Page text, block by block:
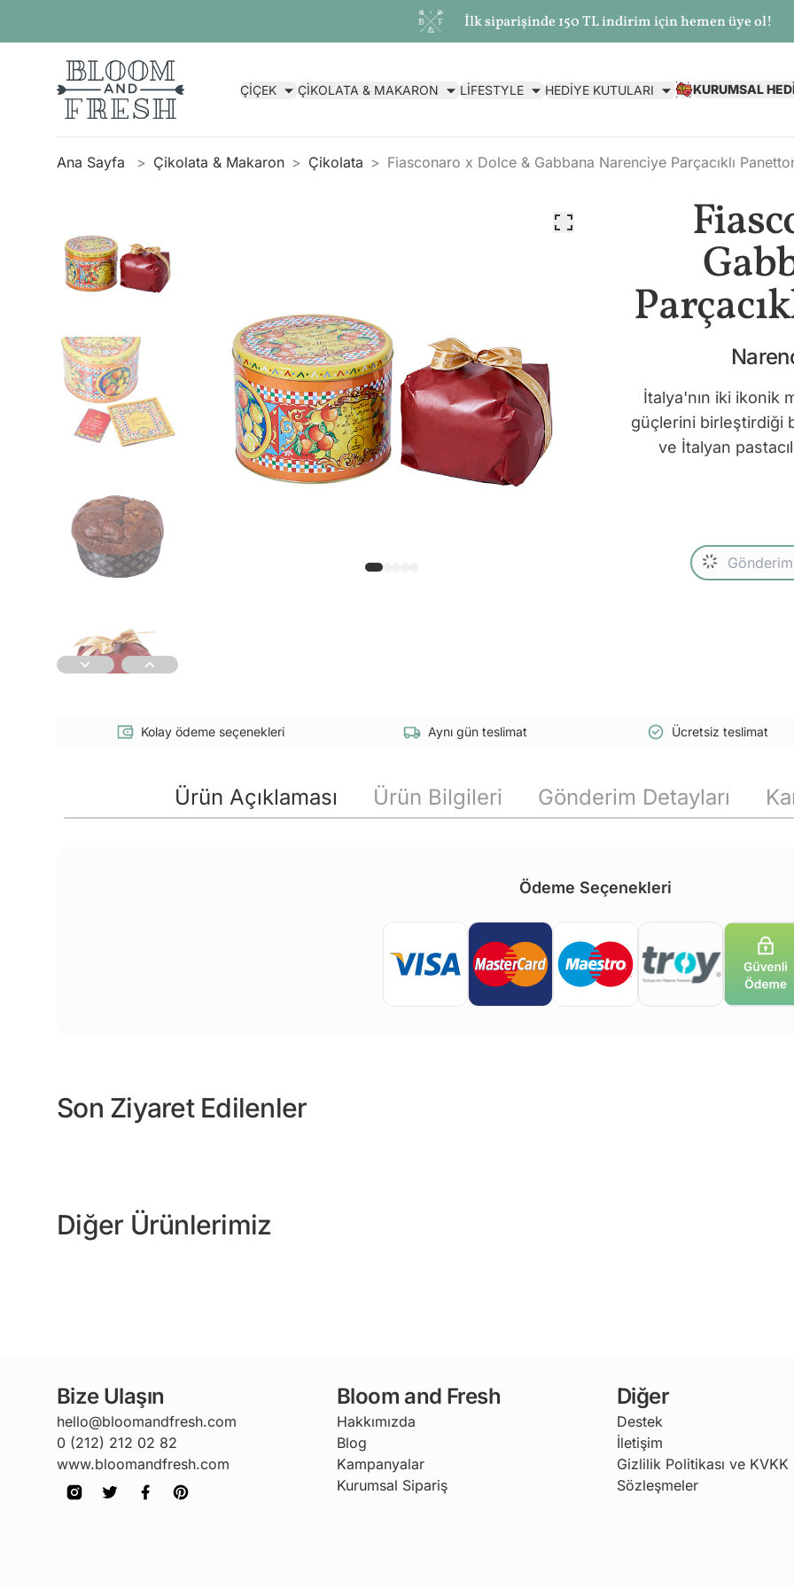
İlk siparişinde 150 TL indirim için hemen üye ol!
ÇİÇEK ÇİKOLATA & MAKARON LİFESTYLE HEDİYE KUTULARI KURUMSAL
Ana Sayfa Çikolata & Makaron Çikolata Fiasconaro x Dolce & Gabbana Narenciye Parçacıklı
İtalya'nın iki ikonik
güçlerini birleştirdiği
ve İtalyan
Kolay ödeme seçenekleri Aynı gün teslimat Ücretsiz teslimat
Ürün Açıklaması Ürün Bilgileri Gönderim Detayları
Ödeme Seçenekleri
Son Ziyaret Edilenler
Diğer Ürünlerimiz
Bize Ulaşın
hello@bloomandfresh.com
0 (212) 212 02 82
www.bloomandfresh.com
Bloom and Fresh
Hakkımızda
Blog
Kampanyalar
Kurumsal Sipariş
Diğer
Destek
İletişim
Gizlilik Politikası ve KVKK
Sözleşmeler